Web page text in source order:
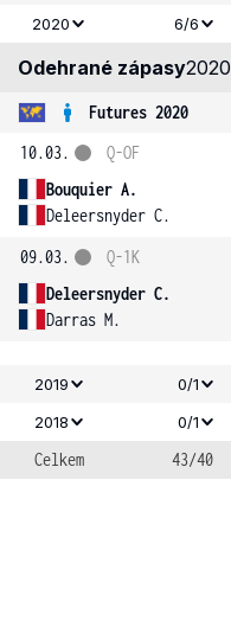
2020
6/6
Odehrané zápasy2020
Futures 2020
10.03.
Bouquier A.
Deleersnyder C.
Q-OF
09.03.
Deleersnyder C.
Darras M.
Q-1K
2019 0/1
2018
0/1
Celkem
43/40